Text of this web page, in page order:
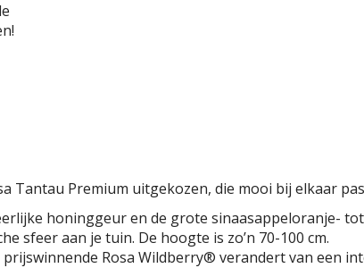
Tantau Premium uitgekozen, die mooi bij elkaar
honinggeur en de grote sinaasappeloranje-
sfeer aan je tuin. De hoogte is zo’n 70-100 cm.
Rosa Wildberry® verandert van een